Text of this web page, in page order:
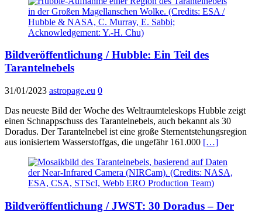
Bildveröffentlichung / Hubble: Ein Teil des
Tarantelnebels
31/01/2023 astropage.eu 0
Das neueste Bild der Woche des Weltraumteleskops Hubble zeigt
einen Schnappschuss des Tarantelnebels, auch bekannt als 30
Doradus. Der Tarantelnebel ist eine große Sternentstehungsregion
aus ionisiertem Wasserstoffgas, die ungefähr 161.000 […]
Bildveröffentlichung / JWST: 30 Doradus – Der